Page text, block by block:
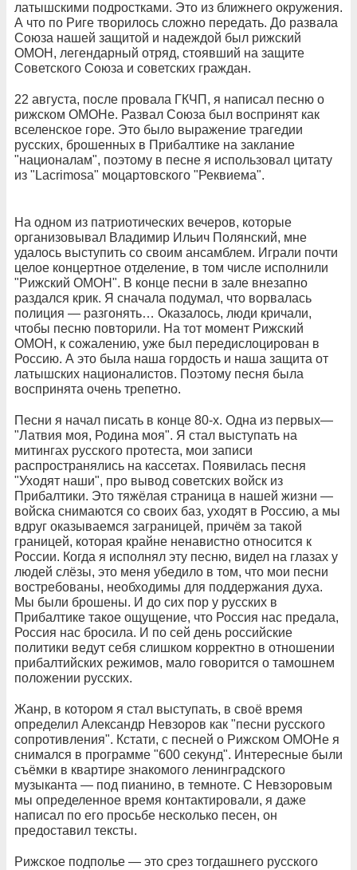
латышскими подростками. Это из ближнего окружения.
А что по Риге творилось сложно передать. До развала
Союза нашей защитой и надеждой был рижский
ОМОН, легендарный отряд, стоявший на защите
Советского Союза и советских граждан.
22 августа, после провала ГКЧП, я написал песню о
рижском ОМОНе. Развал Союза был воспринят как
вселенское горе. Это было выражение трагедии
русских, брошенных в Прибалтике на заклание
"националам", поэтому в песне я использовал цитату
из "Lacrimosa" моцартовского "Реквиема".
На одном из патриотических вечеров, которые
организовывал Владимир Ильич Полянский, мне
удалось выступить со своим ансамблем. Играли почти
целое концертное отделение, в том числе исполнили
"Рижский ОМОН". В конце песни в зале внезапно
раздался крик. Я сначала подумал, что ворвалась
полиция — разгонять… Оказалось, люди кричали,
чтобы песню повторили. На тот момент Рижский
ОМОН, к сожалению, уже был передислоцирован в
Россию. А это была наша гордость и наша защита от
латышских националистов. Поэтому песня была
воспринята очень трепетно.
Песни я начал писать в конце 80-х. Одна из первых—
"Латвия моя, Родина моя". Я стал выступать на
митингах русского протеста, мои записи
распространялись на кассетах. Появилась песня
"Уходят наши", про вывод советских войск из
Прибалтики. Это тяжёлая страница в нашей жизни —
войска снимаются со своих баз, уходят в Россию, а мы
вдруг оказываемся заграницей, причём за такой
границей, которая крайне ненавистно относится к
России. Когда я исполнял эту песню, видел на глазах у
людей слёзы, это меня убедило в том, что мои песни
востребованы, необходимы для поддержания духа.
Мы были брошены. И до сих пор у русских в
Прибалтике такое ощущение, что Россия нас предала,
Россия нас бросила. И по сей день российские
политики ведут себя слишком корректно в отношении
прибалтийских режимов, мало говорится о тамошнем
положении русских.
Жанр, в котором я стал выступать, в своё время
определил Александр Невзоров как "песни русского
сопротивления". Кстати, с песней о Рижском ОМОНе я
снимался в программе "600 секунд". Интересные были
съёмки в квартире знакомого ленинградского
музыканта — под пианино, в темноте. С Невзоровым
мы определенное время контактировали, я даже
написал по его просьбе несколько песен, он
предоставил тексты.
Рижское подполье — это срез тогдашнего русского